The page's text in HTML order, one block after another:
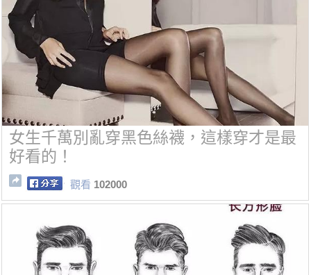
女生千萬別亂穿黑色絲襪，這樣穿才是最
好看的！
觀看 102000